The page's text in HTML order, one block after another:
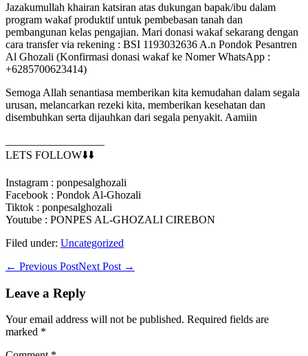
Jazakumullah khairan katsiran atas dukungan bapak/ibu dalam
program wakaf produktif untuk pembebasan tanah dan
pembangunan kelas pengajian. Mari donasi wakaf sekarang dengan
cara transfer via rekening : BSI 1193032636 A.n Pondok Pesantren
Al Ghozali (Konfirmasi donasi wakaf ke Nomer WhatsApp :
+6285700623414)
Semoga Allah senantiasa memberikan kita kemudahan dalam segala
urusan, melancarkan rezeki kita, memberikan kesehatan dan
disembuhkan serta dijauhkan dari segala penyakit. Aamiin
LETS FOLLOW⬇️⬇️
Instagram : ponpesalghozali
Facebook : Pondok Al-Ghozali
Tiktok : ponpesalghozali
Youtube : PONPES AL-GHOZALI CIREBON
Filed under: Uncategorized
Post
← Previous PostNext Post →
Leave a Reply
Your email address will not be published. Required fields are
marked *